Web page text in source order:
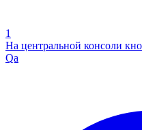
1
На центральной консоли
Qa